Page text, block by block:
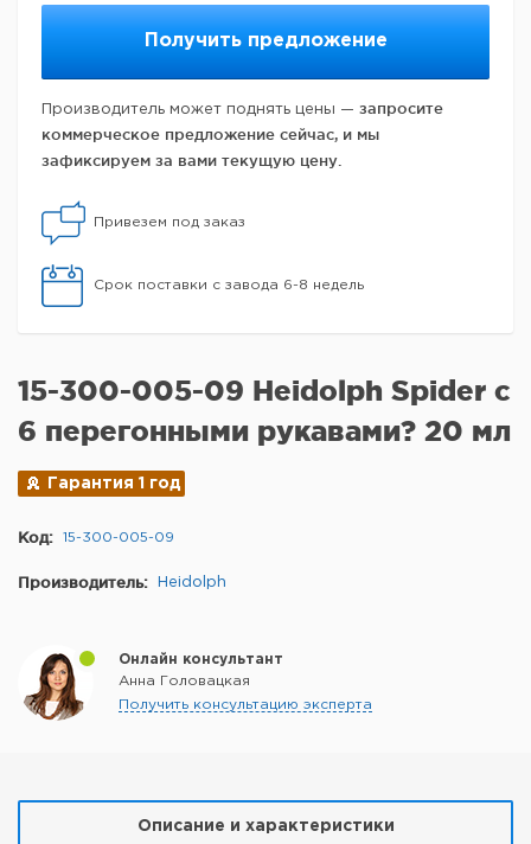
Получить предложение
Производитель может поднять цены — запросите
коммерческое предложение сейчас, и мы
зафиксируем за вами текущую цену.
Привезем под заказ
Срок поставки с завода 6-8 недель
15-300-005-09 Heidolph Spider с
6 перегонными рукавами? 20 мл
Гарантия 1 год
Код: 15-300-005-09
Производитель: Heidolph
Онлайн консультант
Анна Головацкая
Получить консультацию эксперта
Описание и характеристики